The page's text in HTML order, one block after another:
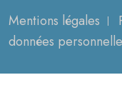
Mentions légales
données